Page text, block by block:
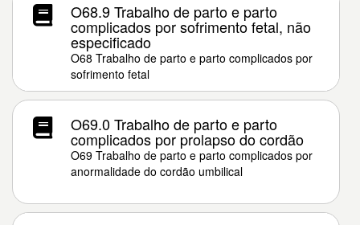
O68.9 Trabalho de parto e parto
complicados por sofrimento fetal, não
especificado
O68 Trabalho de parto e parto complicados por
sofrimento fetal
O69.0 Trabalho de parto e parto
complicados por prolapso do cordão
O69 Trabalho de parto e parto complicados por
anormalidade do cordão umbilical